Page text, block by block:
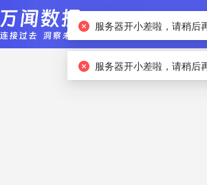
首页 数据
服务器开小差啦，请稍后
服务器开小差啦，请稍后